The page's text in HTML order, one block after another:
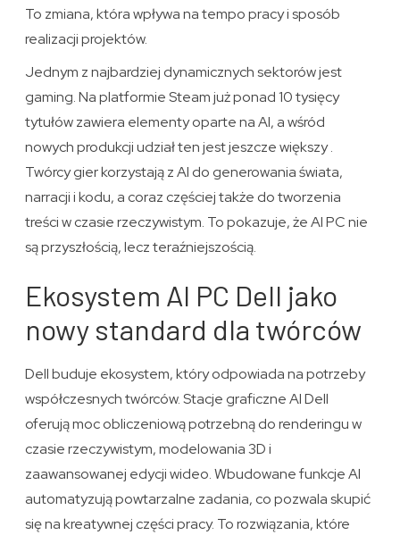
To zmiana, która wpływa na tempo pracy i sposób
realizacji projektów.
Jednym z najbardziej dynamicznych sektorów jest
gaming. Na platformie Steam już ponad 10 tysięcy
tytułów zawiera elementy oparte na AI, a wśród
nowych produkcji udział ten jest jeszcze większy .
Twórcy gier korzystają z AI do generowania świata,
narracji i kodu, a coraz częściej także do tworzenia
treści w czasie rzeczywistym. To pokazuje, że AI PC nie
są przyszłością, lecz teraźniejszością.
Ekosystem AI PC Dell jako
nowy standard dla twórców
Dell buduje ekosystem, który odpowiada na potrzeby
współczesnych twórców. Stacje graficzne AI Dell
oferują moc obliczeniową potrzebną do renderingu w
czasie rzeczywistym, modelowania 3D i
zaawansowanej edycji wideo. Wbudowane funkcje AI
automatyzują powtarzalne zadania, co pozwala skupić
się na kreatywnej części pracy. To rozwiązania, które